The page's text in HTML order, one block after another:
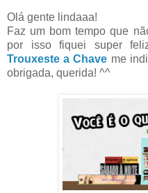
Olá gente lindaaa!
Faz um bom tempo que
por isso fiquei super
Trouxeste a Chave me
obrigada, querida! ^^